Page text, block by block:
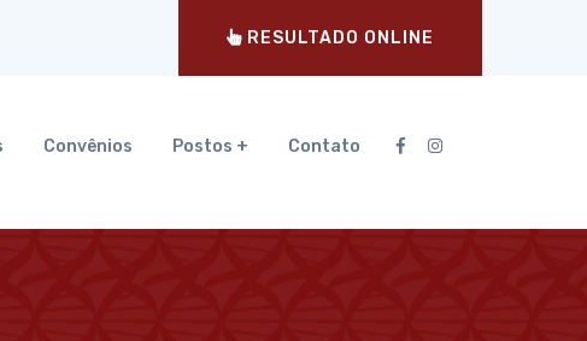
RESULTADO ONLINE
Convênios Postos + Contato